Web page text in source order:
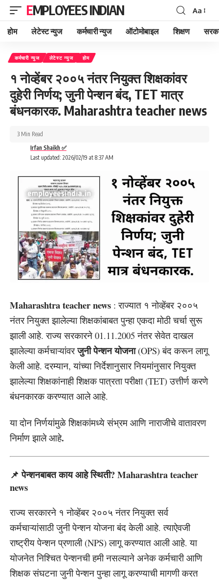
EMPLOYEES INDIAN
Font
Resizer
Aa
होम लेटेस्ट न्युज कर्मचारी न्युज ऑटोमोबाइल शिक्षण
कर्मचारी न्युज लेटेस्ट न्युज होम
१ नोव्हेंबर २००५ नंतर नियुक्त शिक्षकांवर
दुहेरी निर्णय; जुनी पेन्शन बंद, TET मात्र
बंधनकारक. Maharashtra teacher news
Last updated: 2026/02/19 at 8:37 AM
Irfan Shaikh ✅
3 Min Read
Maharashtra teacher news : राज्यात १ नोव्हेंबर २००५
नंतर नियुक्त झालेल्या शिक्षकांबाबत पुन्हा एकदा मोठी चर्चा सुरू
झाली आहे. राज्य सरकारने 01.11.2005 नंतर सेवेत दाखल
झालेल्या कर्मचाऱ्यांवरजुनी पेन्शन योजना(OPS) बंद करून लागू
केली आहे. दरम्यान, यांच्या निर्देशानुसार नियमांनुसार नियुक्त
झालेल्या शिक्षकांनाही शिक्षक पात्रता परीक्षा (TET) उत्तीर्ण करणे
बंधनकारक करण्यात आले आहे.
या दोन निर्णयांमुळे शिक्षकांमध्ये संभ्रम आणि नाराजीचे वातावरण
निर्माण झाले आहे.
📌 पेन्शनबाबत काय आहे स्थिती? Maharashtra teacher
news
राज्य सरकारने १ नोव्हेंबर २००५ नंतर नियुक्त सर्व
कर्मचाऱ्यांसाठी जुनी पेन्शन योजना बंद केली आहे. त्याऐवजी
राष्ट्रीय पेन्शन प्रणाली (NPS) लागू करण्यात आली आहे. या
योजनेत निश्चित पेन्शनची हमी नसल्याने अनेक कर्मचारी आणि
शिक्षक संघटना जुनी पेन्शन पुन्हा लागू करण्याची मागणी करत